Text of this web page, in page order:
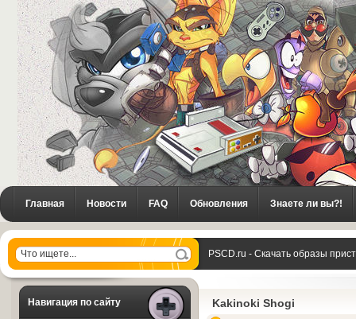
Главная Новости FAQ Обновления Знаете ли вы?!
PSCD.ru - Скачать образы
Навигация по сайту Kakinoki Shogi